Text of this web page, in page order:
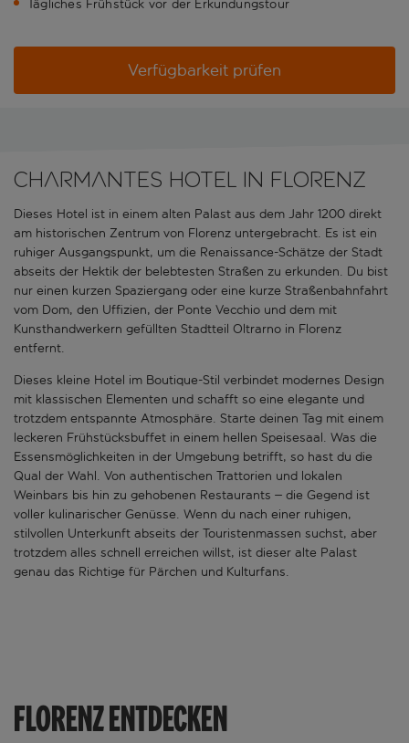
Tägliches Frühstück vor der Erkundungstour
Verfügbarkeit prüfen
Charmantes Hotel in Florenz
Dieses Hotel ist in einem alten Palast aus dem Jahr 1200 direkt
am historischen Zentrum von Florenz untergebracht. Es ist ein
ruhiger Ausgangspunkt, um die Renaissance-Schätze der Stadt
abseits der Hektik der belebtesten Straßen zu erkunden. Du bist
nur einen kurzen Spaziergang oder eine kurze Straßenbahnfahrt
vom Dom, den Uffizien, der Ponte Vecchio und dem mit
Kunsthandwerkern gefüllten Stadtteil Oltrarno in Florenz
entfernt.
Dieses kleine Hotel im Boutique-Stil verbindet modernes Design
mit klassischen Elementen und schafft so eine elegante und
trotzdem entspannte Atmosphäre. Starte deinen Tag mit einem
leckeren Frühstücksbuffet in einem hellen Speisesaal. Was die
Essensmöglichkeiten in der Umgebung betrifft, so hast du die
Qual der Wahl. Von authentischen Trattorien und lokalen
Weinbars bis hin zu gehobenen Restaurants – die Gegend ist
voller kulinarischer Genüsse. Wenn du nach einer ruhigen,
stilvollen Unterkunft abseits der Touristenmassen suchst, aber
trotzdem alles schnell erreichen willst, ist dieser alte Palast
genau das Richtige für Pärchen und Kulturfans.
FLORENZ ENTDECKEN